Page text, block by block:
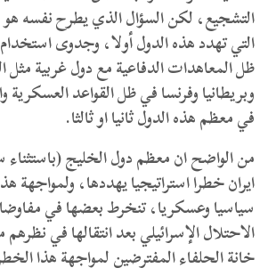
التشجيع، لكن السؤال الذي يطرح نفسه
التي تهدد هذه الدول أولا، وجدوى
ظل المعاهدات الدفاعية مع دول غربية مثل
وبريطانيا وفرنسا في ظل القواعد العسكرية
في معظم هذه الدول ثانيا او ثالثا.
من الواضح ان معظم دول الخليج (باستثناء
ايران خطرا استراتيجيا يهددها، ولمواجهة
سياسيا وعسكريا، تنخرط بعضها في
الاحتلال الإسرائيلي بعد انتقالها في
خانة الحلفاء المفترضين لمواجهة هذا